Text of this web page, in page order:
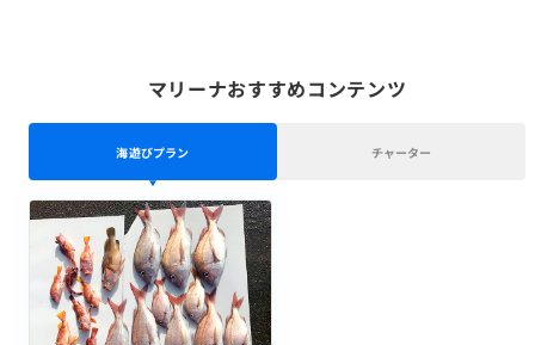
マリーナおすすめコンテンツ
海遊びプラン チャーター